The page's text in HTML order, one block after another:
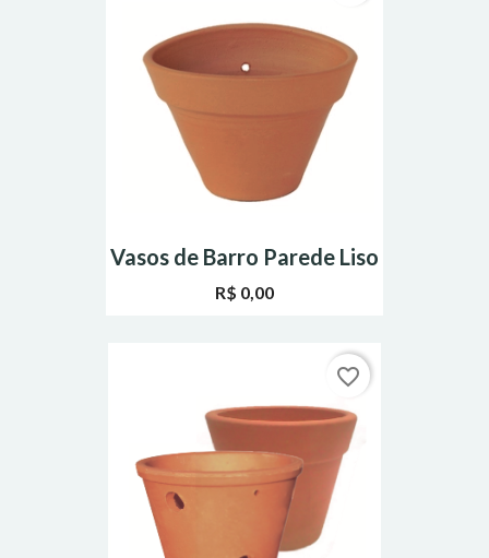
Vasos de Barro Parede Liso
R$ 0,00
favorite_border